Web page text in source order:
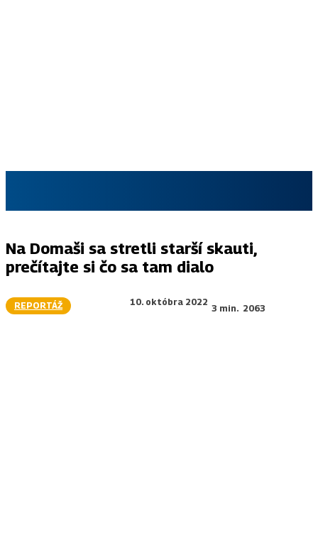
Na Domaši sa stretli starší skauti,
prečítajte si čo sa tam dialo
REPORTÁŽ 10. októbra 2022
3 min. 2063